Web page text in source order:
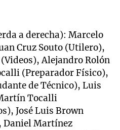
a derecha): Marcelo
Cruz Souto (Utilero),
Alejandro Rolón
(Preparador Físico),
de Técnico), Luis
Tocalli
José Luis Brown
Daniel Martínez